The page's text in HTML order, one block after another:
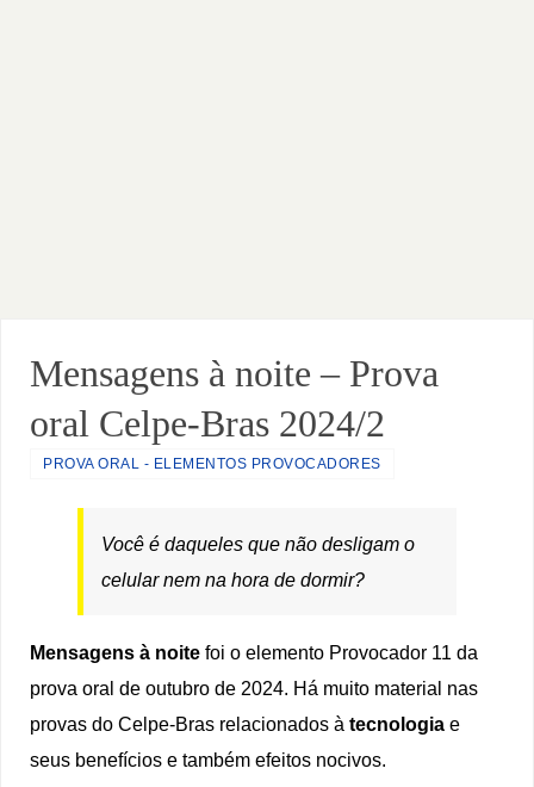
Mensagens à noite – Prova
oral Celpe-Bras 2024/2
PROVA ORAL - ELEMENTOS PROVOCADORES
Você é daqueles que não desligam o
celular nem na hora de dormir?
Mensagens à noite foi o elemento Provocador 11 da
prova oral de outubro de 2024. Há muito material nas
provas do Celpe-Bras relacionados àtecnologia e
seus benefícios e também efeitos nocivos.